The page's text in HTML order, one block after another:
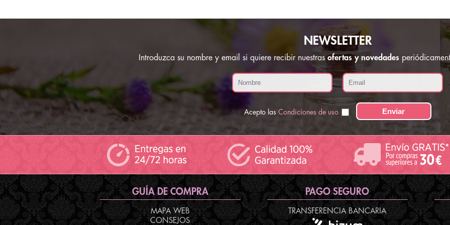
NEWSLETTER
Introduzca su nombre y email si quiere recibir nuestrasofertas y novedades
Acepto las Condiciones de uso
GUÍA DE COMPRA
MAPA WEB
CONSEJOS
PAGO SEGURO
TRANSFERENCIA BANCARIA